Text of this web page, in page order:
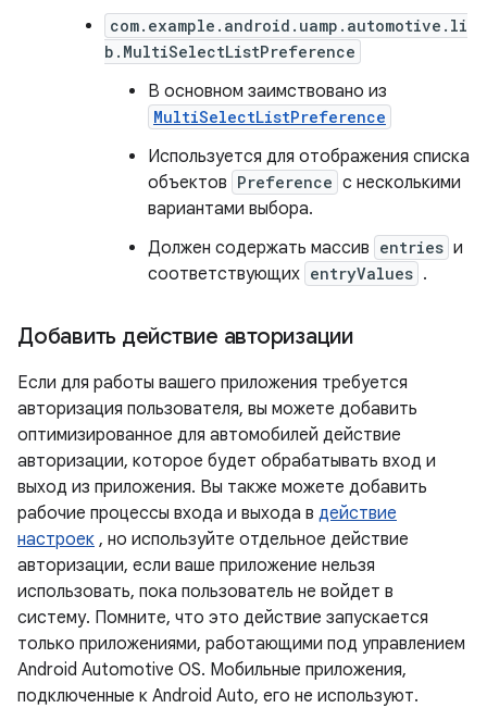
com.example.android.uamp.automotive.li
b.MultiSelectListPreference
В основном заимствовано из
MultiSelectListPreference
Используется для отображения списка
объектов Preference с несколькими
вариантами выбора.
Должен содержать массив entries и
соответствующих entryValues .
Добавить действие авторизации
Если для работы вашего приложения требуется
авторизация пользователя, вы можете добавить
оптимизированное для автомобилей действие
авторизации, которое будет обрабатывать вход и
выход из приложения. Вы также можете добавить
рабочие процессы входа и выхода в действие
настроек , но используйте отдельное действие
авторизации, если ваше приложение нельзя
использовать, пока пользователь не войдет в
систему. Помните, что это действие запускается
только приложениями, работающими под управлением
Android Automotive OS. Мобильные приложения,
подключенные к Android Auto, его не используют.